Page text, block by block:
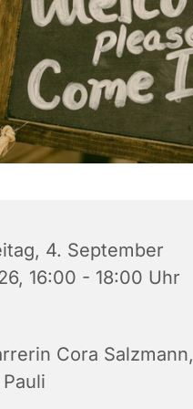
4. September
16:00 - 18:00 Uhr
Cora Salzmann,